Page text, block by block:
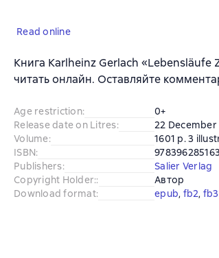
Read online
Книга Karlheinz Gerlach
читать онлайн. Оставляйте
Age restriction:
0+
Release date on Litres:
22 December
Volume:
1601 p. 3
ISBN:
Publishers:
Salier Verlag
Copyright Holder::
Автор
Download format: epub, fb2, fb3